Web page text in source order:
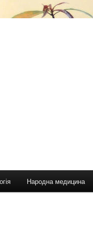
Народна медицина